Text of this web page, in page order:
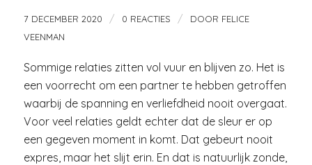
7 DECEMBER 2020 / 0 REACTIES / DOOR FELICE
VEENMAN
Sommige relaties zitten vol vuur en blijven zo. Het is
een voorrecht om een partner te hebben getroffen
waarbij de spanning en verliefdheid nooit overgaat.
Voor veel relaties geldt echter dat de sleur er op
een gegeven moment in komt. Dat gebeurt nooit
expres, maar het slijt erin. En dat is natuurlijk zonde,